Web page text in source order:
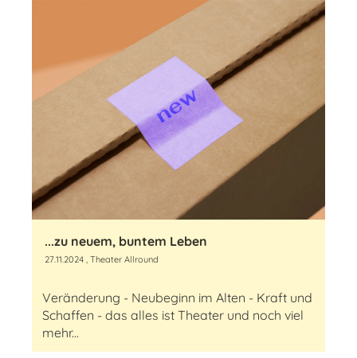
...zu neuem, buntem Leben
27.11.2024 , Theater Allround
Veränderung - Neubeginn im Alten - Kraft und
Schaffen - das alles ist Theater und noch viel
mehr...